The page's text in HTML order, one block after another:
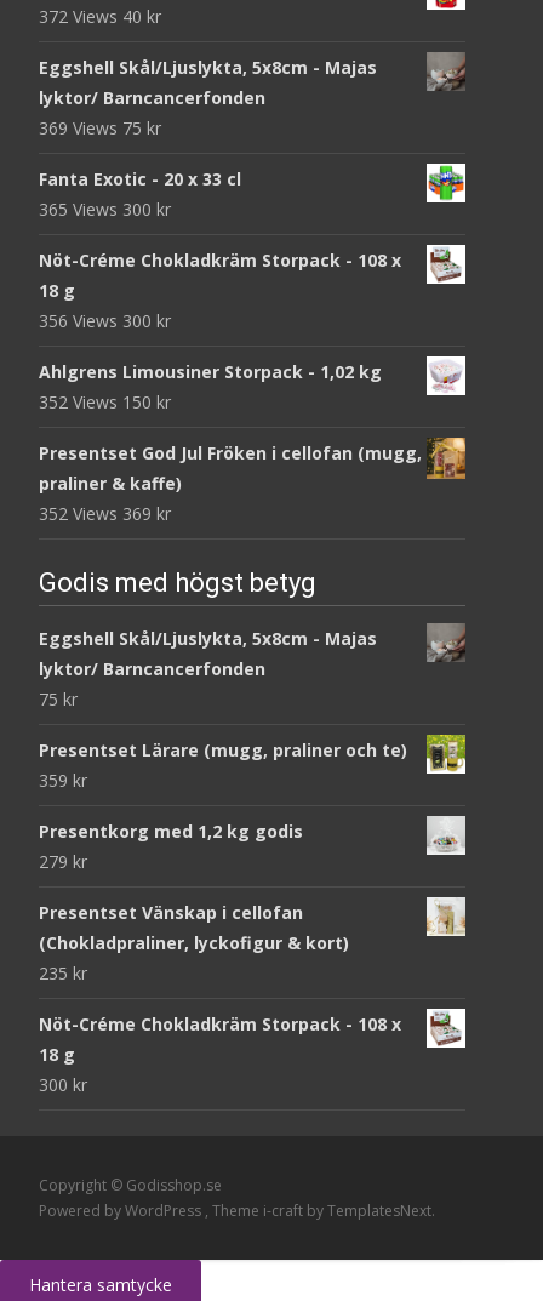
372 Views 40 kr
Eggshell Skål/Ljuslykta, 5x8cm - Majas
lyktor/ Barncancerfonden
369 Views 75 kr
Fanta Exotic - 20 x 33 cl
365 Views 300 kr
Nöt-Créme Chokladkräm Storpack - 108 x
18 g
356 Views 300 kr
Ahlgrens Limousiner Storpack - 1,02 kg
352 Views 150 kr
Presentset God Jul Fröken i cellofan (mugg,
praliner & kaffe)
352 Views 369 kr
Godis med högst betyg
Eggshell Skål/Ljuslykta, 5x8cm - Majas
lyktor/ Barncancerfonden
75 kr
Presentset Lärare (mugg, praliner och te)
359 kr
Presentkorg med 1,2 kg godis
279 kr
Presentset Vänskap i cellofan
(Chokladpraliner, lyckofigur & kort)
235 kr
Nöt-Créme Chokladkräm Storpack - 108 x
18 g
300 kr
Copyright © Godisshop.se
Powered by WordPress , Theme i-craft by TemplatesNext.
Hantera samtycke